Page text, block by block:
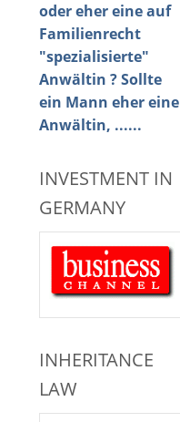
oder eher eine auf
Familienrecht
"spezialisierte"
Anwältin ? Sollte
ein Mann eher eine
Anwältin, ......
INVESTMENT IN
GERMANY
INHERITANCE
LAW